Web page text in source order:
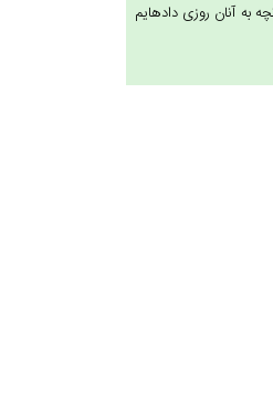
به آنان روزى داده‏ايم